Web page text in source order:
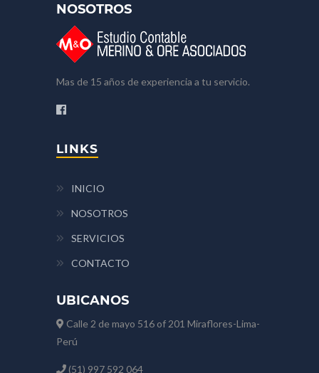
NOSOTROS
Mas de 15 años de experiencia a tu servicio.
LINKS
INICIO
NOSOTROS
SERVICIOS
CONTACTO
UBICANOS
Calle 2 de mayo 516 of 201 Miraflores-Lima-
Perú
(51) 997 592 064